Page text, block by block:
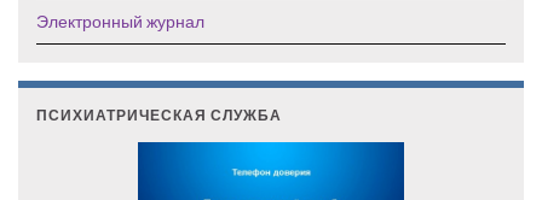
Электронный журнал
ПСИХИАТРИЧЕСКАЯ СЛУЖБА